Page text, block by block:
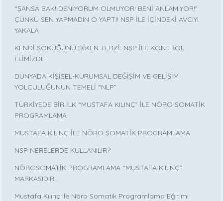
“ŞANSA BAK! DENİYORUM OLMUYOR! BENİ ANLAMIYOR!”
ÇÜNKÜ SEN YAPMADIN O YAPTI! NSP İLE İÇİNDEKİ AVCIYI
YAKALA
KENDİ SÖKÜĞÜNÜ DİKEN TERZİ: NSP İLE KONTROL
ELİMİZDE
DÜNYADA KİŞİSEL-KURUMSAL DEĞİŞİM VE GELİŞİM
YOLCULUĞUNUN TEMELİ “NLP”
TÜRKİYEDE BİR İLK “MUSTAFA KILINÇ” İLE NÖRO SOMATİK
PROGRAMLAMA
MUSTAFA KILINÇ İLE NÖRO SOMATİK PROGRAMLAMA
NSP NERELERDE KULLANILIR?
NÖROSOMATİK PROGRAMLAMA “MUSTAFA KILINÇ”
MARKASIDIR…
Mustafa Kılınç ile Nöro Somatik Programlama Eğitimi